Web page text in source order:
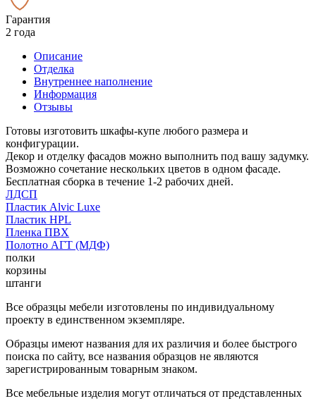
Гарантия
2 года
Описание
Отделка
Внутреннее наполнение
Информация
Отзывы
Готовы изготовить шкафы-купе любого размера и
конфигурации.
Декор и отделку фасадов можно выполнить под вашу задумку.
Возможно сочетание нескольких цветов в одном фасаде.
Бесплатная сборка в течение 1-2 рабочих дней.
ЛДСП
Пластик Alvic Luxe
Пластик HPL
Пленка ПВХ
Полотно АГТ (МДФ)
полки
корзины
штанги
Все образцы мебели изготовлены по индивидуальному
проекту в единственном экземпляре.
Образцы имеют названия для их различия и более быстрого
поиска по сайту, все названия образцов не являются
зарегистрированным товарным знаком.
Все мебельные изделия могут отличаться от представленных